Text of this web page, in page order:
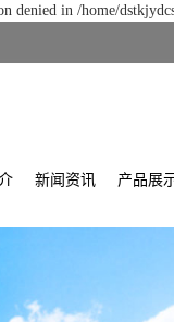
denied in /home/
新闻资讯 产品展